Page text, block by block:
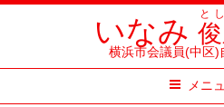
いなみ
と
横浜市会議員(中区)
メニ